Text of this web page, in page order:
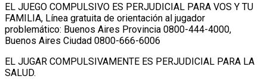
EL JUEGO COMPULSIVO ES PERJUDICIAL PARA VOS Y TU
FAMILIA, Línea gratuita de orientación al jugador
problemático: Buenos Aires Provincia 0800-444-4000,
Buenos Aires Ciudad 0800-666-6006
EL JUGAR COMPULSIVAMENTE ES PERJUDICIAL PARA LA
SALUD.